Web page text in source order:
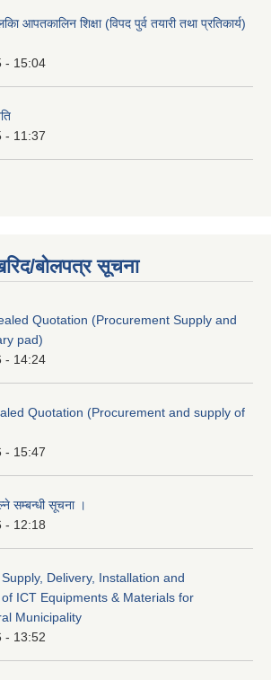
आपतकालिन शिक्षा (विपद पुर्व तयारी तथा प्रतिकार्य)
- 15:04
- 11:37
बोलपत्र सूचना
Quotation (Procurement Supply and
pad)
- 14:24
Quotation (Procurement and supply of
- 15:47
सम्बन्धी सूचना ।
- 12:18
Delivery, Installation and
ICT Equipments & Materials for
Municipality
- 13:52